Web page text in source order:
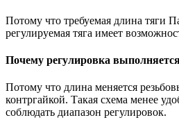
Потому что требуемая длина тяги
регулируемая тяга имеет
Почему регулировка выполняется
Потому что длина меняется
контргайкой. Такая схема менее
соблюдать диапазон регулировок.